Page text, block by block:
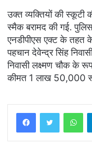
उक्त व्यक्तियों की स्कूटी
स्मैक बरामद की गई.
एनडीपीएस एक्ट के तहत
पहचान देवेन्द्र सिंह
निवासी लक्ष्मण चौक के
कीमत 1 लाख 50,000